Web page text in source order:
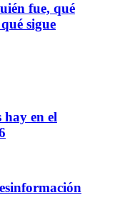
fue, qué
sigue
hay en el